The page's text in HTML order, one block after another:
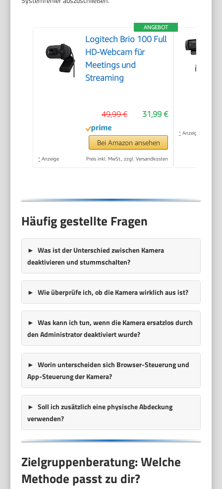
ANGEBOT
Logitech Brio 100 Full
HD-Webcam für
Meetings und
Streaming
31,99 €
49,99 €
Bei Amazon ansehen
* Anzeige Preis inkl. MwSt., zzgl. Versandkosten
* Anzeige
Häufig gestellte Fragen
Was ist der Unterschied zwischen Kamera
deaktivierenundstummschalten?
Wie überprüfe ich, ob die Kamera wirklich aus ist?
Was kann ich tun, wenn die Kamera ersatzlos durch
den Administrator deaktiviert wurde?
Worin unterscheiden sich Browser-Steuerung und
App-Steuerung der Kamera?
Soll ich zusätzlich eine physische Abdeckung
verwenden?
Zielgruppenberatung: Welche
Methode passt zu dir?